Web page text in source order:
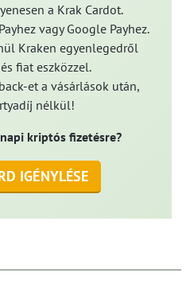
a Krak Cardot.
vagy Google Payhez.
Kraken egyenlegedről
fiat eszközzel.
et a vásárlások után,
nélkül!
kriptós fizetésre?
IGÉNYLÉSE